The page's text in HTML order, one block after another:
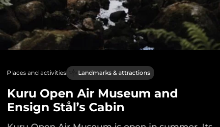
Places and activities Landmarks & attractions
Kuru Open Air Museum and
Ensign Stål’s Cabin